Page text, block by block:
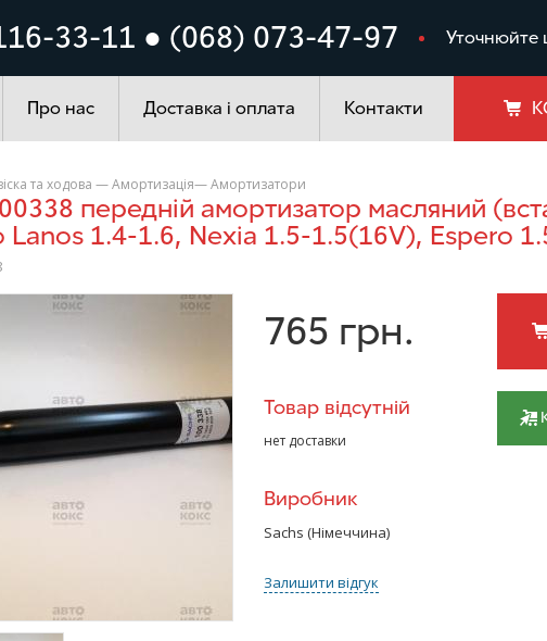
33-11 ● (068) 073-47-97 Уточнюйте
Автохімія
Про нас Доставка і оплата Контакти
та ходова —Амортизація—Амортизатори
Lanos 1.4-1.6, Nexia 1.5-1.5(16V), Espero
765 грн.
Товар відсутній
нет доставки
Виробник
Sachs (Німеччина)
Залишити відгук